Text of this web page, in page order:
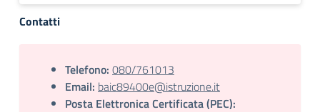
Contatti
Telefono: 080/761013
Email: baic89400e@istruzione.it
Posta Elettronica Certificata (PEC):